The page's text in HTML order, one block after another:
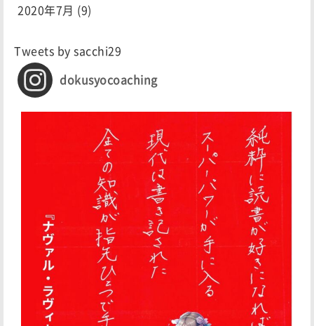
2020年7月 (9)
Tweets by sacchi29
dokusyocoaching